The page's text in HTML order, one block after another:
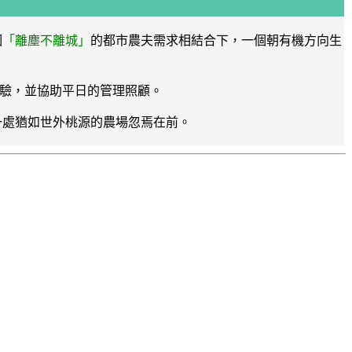
「離塵不離城」 的都市農夫需求相結合下，一個朝有機方向生
，並協助平日的管理照顧。
猶如世外桃源的農場忽焉在前。